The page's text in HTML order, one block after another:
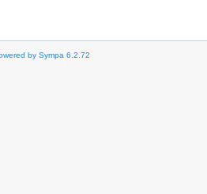
by Sympa 6.2.72